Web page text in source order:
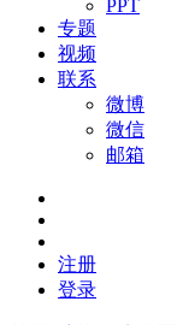
PPT
专题
视频
联系
微博
微信
邮箱
注册
登录